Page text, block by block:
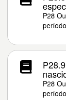
P28
P28